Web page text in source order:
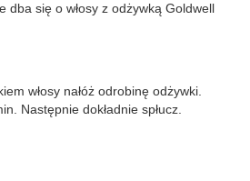
dba się o włosy z odżywką Goldwell
włosy nałóż odrobinę odżywki.
Następnie dokładnie spłucz.